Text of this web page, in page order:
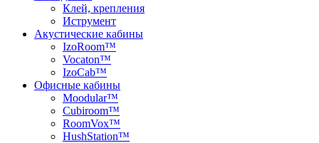
Клей, крепления
Иструмент
Акустические кабины
IzoRoom™
Vocaton™
IzoCab™
Офисные кабины
Moodular™
Cubiroom™
RoomVox™
HushStation™